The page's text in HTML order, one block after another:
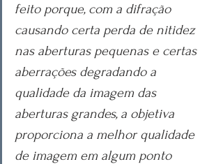
feito porque, com a difração
causando certa perda de nitidez
nas aberturas pequenas e certas
aberrações degradando a
qualidade da imagem das
aberturas grandes, a objetiva
proporciona a melhor qualidade
de imagem em algum ponto